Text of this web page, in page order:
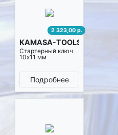
2 323,00 р.
KAMASA-TOOLS K10111
Стартерный ключ
10х11 мм
Подробнее